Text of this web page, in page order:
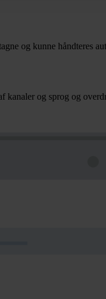
og kunne håndteres
kanaler og sprog og